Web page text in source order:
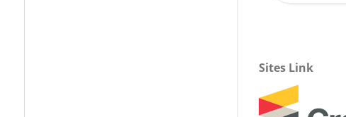
Sites Link